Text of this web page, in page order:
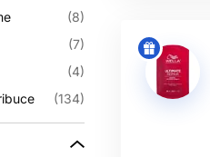
OLEJ
na vlasy se nejčastěji
Nehydratuje vlas tím, že by
jednou až několika kapkami
16
26
8
7
4
134